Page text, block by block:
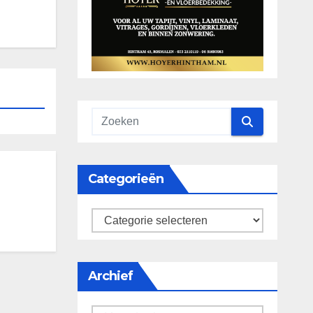
Categorieën
categorieën
Archief